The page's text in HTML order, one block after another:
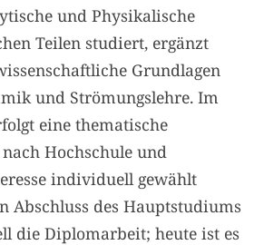
und Physikalische
Teilen studiert, ergänzt
Grundlagen
und Strömungslehre. Im
eine thematische
Hochschule und
individuell gewählt
Abschluss des Hauptstudiums
die Diplomarbeit; heute ist es